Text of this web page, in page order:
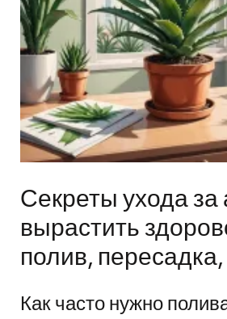
Секреты ухода за
вырастить
полив, пересадка,
Как часто нужно